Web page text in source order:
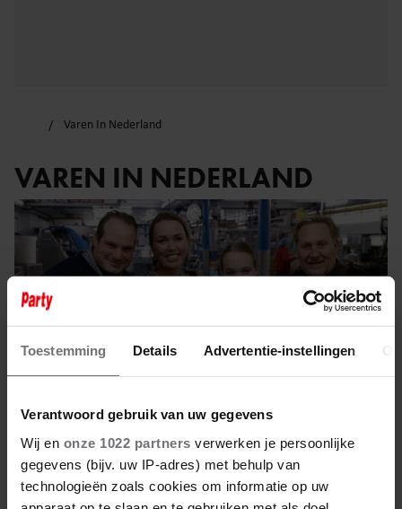
Toestemming Details Advertentie-instellingen
Verantwoord gebruik van uw gegevens
Wij en onze 1022 partners verwerken je persoonlijke
gegevens (bijv. uw IP-adres) met behulp van
technologieën zoals cookies om informatie op uw
Varen In Nederland
VAREN IN NEDERLAND
27 januari 2025